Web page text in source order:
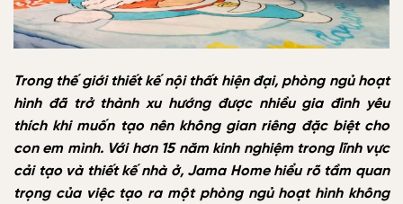
Trong thế giới thiết kế nội thất hiện đại, phòng ngủ hoạt
hình đã trở thành xu hướng được nhiều gia đình yêu
thích khi muốn tạo nên không gian riêng đặc biệt cho
con em mình. Với hơn 15 năm kinh nghiệm trong lĩnh vực
cải tạo và thiết kế nhà ở, Jama Home hiểu rõ tầm quan
trọng của việc tạo ra một phòng ngủ hoạt hình không